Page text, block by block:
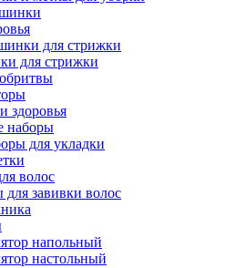
для стрижки
для стрижки
здоровья
наборы
для укладки
волос
завивки волос
напольный
настольный